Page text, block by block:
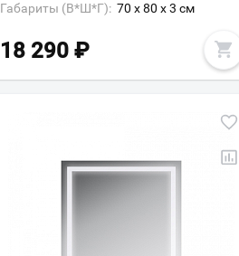
Габариты (В*Ш*Г): 70 x 80 x 3 см
18 290 ₽